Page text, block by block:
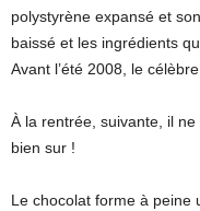
polystyrène expansé et
baissé et les ingrédients
Avant l’été 2008, le
À la rentrée, suivante, il
bien sur !
Le chocolat forme à peine